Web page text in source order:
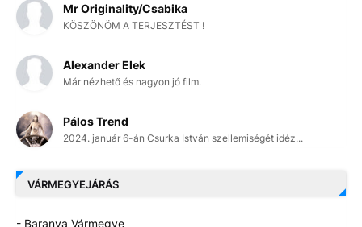
Mr Originality/Csabika
KÖSZÖNÖM A TERJESZTÉST !
Alexander Elek
Már nézhető és nagyon jó film.
Pálos Trend
2024. január 6-án Csurka István szellemiségét idéz...
VÁRMEGYEJÁRÁS
- Baranya Vármegye